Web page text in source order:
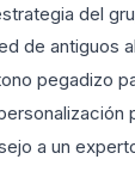
del
de antiguos
pegadizo
a un